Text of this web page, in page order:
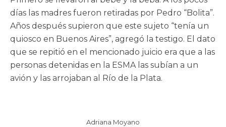
días las madres fueron retiradas por Pedro “Bolita”.
Años después supieron que este sujeto “tenía un
quiosco en Buenos Aires”, agregó la testigo. El dato
que se repitió en el mencionado juicio era que a las
personas detenidas en la ESMA las subían a un
avión y las arrojaban al Río de la Plata.
Adriana Moyano